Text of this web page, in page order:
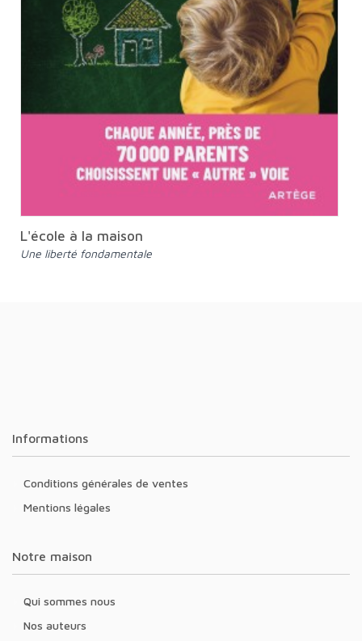
L'école à la maison
Une liberté fondamentale
Informations
Conditions générales de ventes
Mentions légales
Notre maison
Qui sommes nous
Nos auteurs